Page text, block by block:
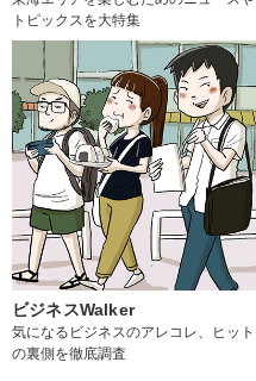
トピックスを大特集
ビジネスWalker
気になるビジネスのアレコレ、ヒット
の裏側を徹底調査